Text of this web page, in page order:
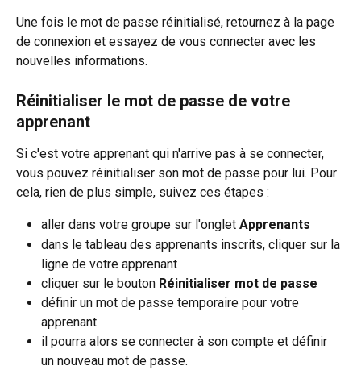
Une fois le mot de passe réinitialisé, retournez à la page
de connexion et essayez de vous connecter avec les
nouvelles informations.
Réinitialiser le mot de passe de votre
apprenant
Si c'est votre apprenant qui n'arrive pas à se connecter,
vous pouvez réinitialiser son mot de passe pour lui. Pour
cela, rien de plus simple, suivez ces étapes :
aller dans votre groupe sur l'onglet Apprenants
dans le tableau des apprenants inscrits, cliquer sur la
ligne de votre apprenant
cliquer sur le bouton Réinitialiser mot de passe
définir un mot de passe temporaire pour votre
apprenant
il pourra alors se connecter à son compte et définir
un nouveau mot de passe.